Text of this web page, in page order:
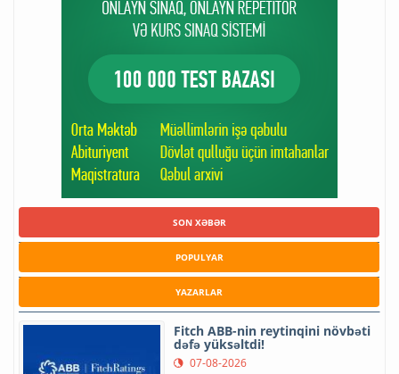
SON XƏBƏR
POPULYAR
YAZARLAR
Fitch ABB-nin reytinqini növbəti
dəfə yüksəltdi!
07-08-2026